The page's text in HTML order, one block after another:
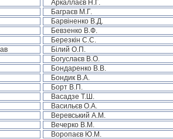
Аркаллаєв Н.Г.
Баграєв М.Г.
Барвіненко В.Д.
Бевзенко В.Ф.
Березкін С.С.
Білий О.П.
Богуслаєв В.О.
Бондаренко В.В.
Бондик В.А.
Борт В.П.
Васадзе Т.Ш.
Васильєв О.А.
Веревський А.М.
Вечерко В.М.
Воропаєв Ю.М.